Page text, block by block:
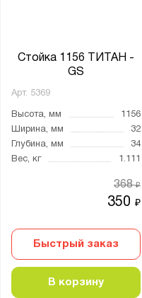
Стойка 1156 ТИТАН -
GS
Арт. 5369
Высота, мм
1156
Ширина, мм
32
Глубина, мм
34
Вес, кг
1.111
350₽
368₽
Быстрый заказ
В корзину